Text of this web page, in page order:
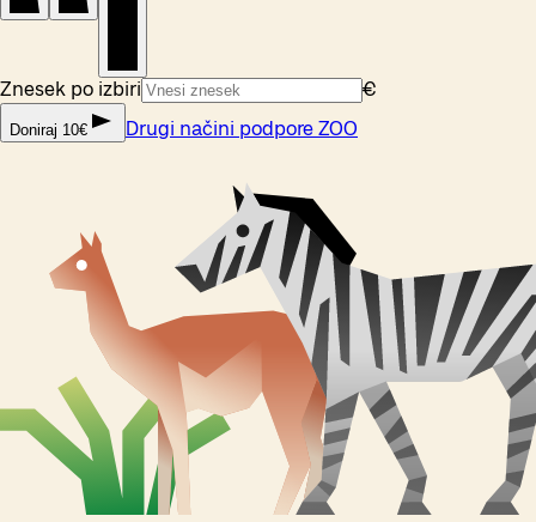
Znesek po izbiri €
Doniraj 10€ Drugi načini podpore ZOO